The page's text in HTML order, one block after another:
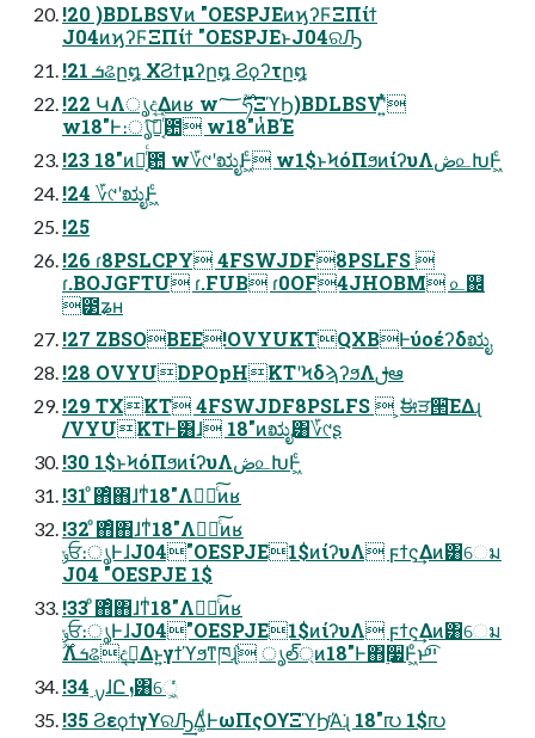
!20 )BDLBSVͷ "OESPJEͷϗʔϜΞΠίϯ
J04ͷϗʔϜΞΠίϯ "OESPJEͱJ04ରԠ
!21 ܭଌը໘ ΧϨϯμʔը໘ Ϩϙʔτը໘
!22 ԿΛൃද͢Δͷʁ w࣌ؒ؅ཧΞϓϦ)BDLBSVʹ͍ͭͯ
w18"Ͱ։ൃͯ͠ྑ͔ͬͨ఺ w18"ͷͭΒΈ
!23 18"ͷྑ͔ͬͨ఺ w؆୯ʹಋೖͰ͖ͨ w1$ͱϞόΠϧͷίʔυΛڞ௨ԽͰ͖ͨ
!24 ؆୯ʹಋೖͰ͖ͨ
!25
!26 ɾ8PSLCPY 4FSWJDF8PSLFS 
ɾ.BOJGFTU ɾ.FUB ɾ0OF4JHOBM ௨஌
౳ʑʜ
!27 ZBSOBEE!OVYUKTQXBͰύοέʔδಋೖ
!28 OVYUDPOpHKTʹϞδϡʔϧΛࢦఆ
!29 TXKT 4FSWJDF8PSLFS  ͕ࣗಈੜ੒͞ΕΔɻ
/VYUKTͰ͸ɺ 18"ͷಋೖ͸؆୯ʂ
!30 1$ͱϞόΠϧͷίʔυΛڞ௨ԽͰ͖ͨ
!31 ͦ΋ͦ΋ɺͳͥ18"Λಋೖͨ͠ͷʁ
!32 ͦ΋ͦ΋ɺͳͥ18"Λಋೖͨ͠ͷʁ
ݸਓ։ൃͰɺJ04"OESPJE1$ͷίʔυΛ ϝϯς͢Δͷ͸େม
J04 "OESPJE 1$
!33 ͦ΋ͦ΋ɺͳͥ18"Λಋೖͨ͠ͷʁ
ݸਓ։ൃͰɺJ04"OESPJE1$ͷίʔυΛ ϝϯς͢Δͷ͸େม
࣌ؒΛܭଌදࣔ͢Δͱ͍͏γϯϓϧͳཁ݅ɻ ൃల్্ͷ18"Ͱ΋࣮૷Ͱ͖ͦ͏ͱײͨ͡
!34 ࣮ࡍɺԸܙ͸େ͖͔ͬͨ
!35 ϨεϙϯγϒରԠ͢Δ͚ͩͰωΠςΟϒΞϓϦͬΆ͘ɻ 18"൛ 1$൛